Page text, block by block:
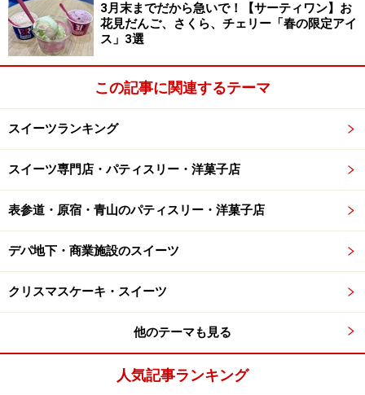
音楽は「ファースト・ノエル」。ある夜、群れの番をし
ていた羊飼いのもとに、神の使いが現れる新約聖書の一
つ「ルカの福音書 第二章」のシーンをうたったイギリ
スのクリスマスキャロルが題材。真っ赤な荒野を歩く羊
2種のエクレアケーキ
2種のエクレアケーキ 手前／苺と甘酒のエクレアケーキ～
「雪」～ 奥／クリスマスプディングのエクレアケーキ ～
We Wish You A Merry Christmas 各 ￥3,200
3月末までだから急いで！【サーティワン】お
花見だんご、さくら、チェリー「春の限定アイ
ス」3選
この記事に関連するテーマ
スイーツランキング
スイーツ専門店・パティスリー・洋菓子店
表参道・原宿・青山のパティスリー・洋菓子店
デパ地下・商業施設のスイーツ
クリスマスケーキ・スイーツ
他のテーマも見る
人気記事ランキング